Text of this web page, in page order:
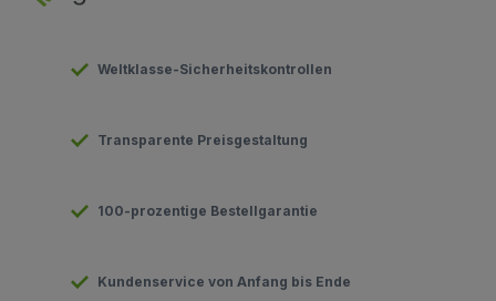
Weltklasse-Sicherheitskontrollen
Transparente Preisgestaltung
100-prozentige Bestellgarantie
Kundenservice von Anfang bis Ende